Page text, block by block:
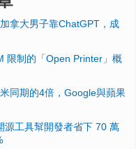
拿大男子靠ChatGPT，成
限制的「Open Printer」概
同期的4倍，Google與蘋果
工具幫開發者省下 70 萬